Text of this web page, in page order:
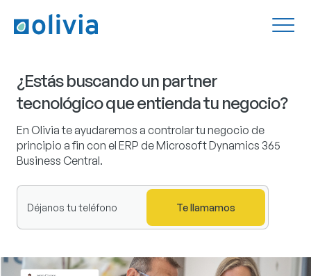
¿Estás buscando un partner
tecnológico que entienda tu negocio?
En Olivia te ayudaremos a controlar tu negocio de
principio a fin con el ERP de Microsoft Dynamics 365
Business Central.
Te llamamos